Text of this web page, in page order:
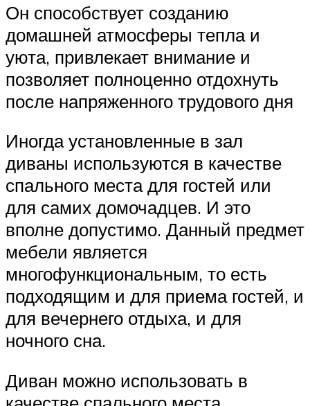
Он способствует созданию
домашней атмосферы тепла и
уюта, привлекает внимание и
позволяет полноценно отдохнуть
после напряженного трудового дня
Иногда установленные в зал
диваны используются в качестве
спального места для гостей или
для самих домочадцев. И это
вполне допустимо. Данный предмет
мебели является
многофункциональным, то есть
подходящим и для приема гостей, и
для вечернего отдыха, и для
ночного сна.
Диван можно использовать в